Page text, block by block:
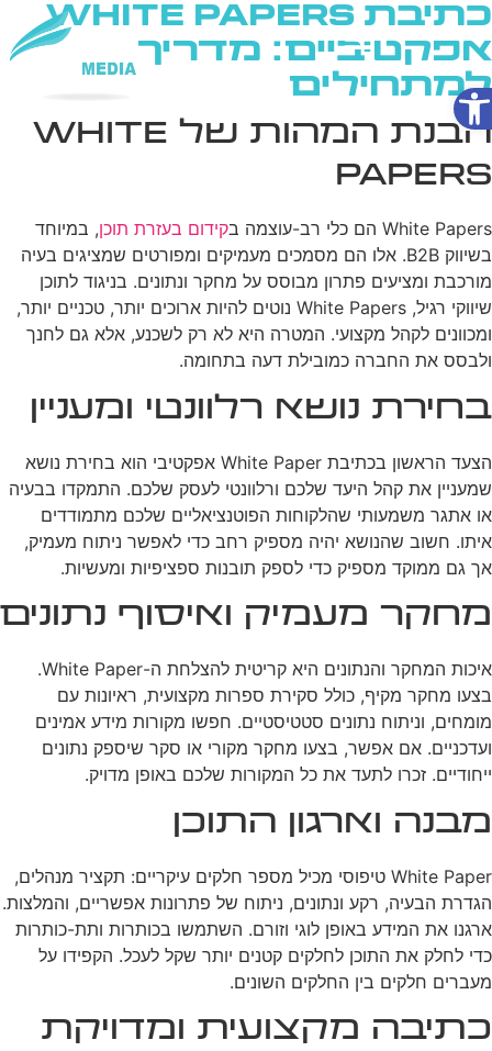
פתח סרגל נגישות
כתיבת White Papers
אפקטיביים: מדריך
למתחילים
הבנת המהות של White
Papers
White Papers הם כלי רב-עוצמה ב קידום בעזרת תוכן, במיוחד
בשיווק B2B. אלו הם מסמכים מעמיקים ומפורטים שמציגים בעיה
מורכבת ומציעים פתרון מבוסס על מחקר ונתונים. בניגוד לתוכן
שיווקי רגיל, White Papers נוטים להיות ארוכים יותר, טכניים יותר,
ומכוונים לקהל מקצועי. המטרה היא לא רק לשכנע, אלא גם לחנך
ולבסס את החברה כמובילת דעה בתחומה.
בחירת נושא רלוונטי ומעניין
הצעד הראשון בכתיבת White Paper אפקטיבי הוא בחירת נושא
שמעניין את קהל היעד שלכם ורלוונטי לעסק שלכם. התמקדו בבעיה
או אתגר משמעותי שהלקוחות הפוטנציאליים שלכם מתמודדים
איתו. חשוב שהנושא יהיה מספיק רחב כדי לאפשר ניתוח מעמיק,
אך גם ממוקד מספיק כדי לספק תובנות ספציפיות ומעשיות.
מחקר מעמיק ואיסוף נתונים
איכות המחקר והנתונים היא קריטית להצלחת ה-White Paper.
בצעו מחקר מקיף, כולל סקירת ספרות מקצועית, ראיונות עם
מומחים, וניתוח נתונים סטטיסטיים. חפשו מקורות מידע אמינים
ועדכניים. אם אפשר, בצעו מחקר מקורי או סקר שיספק נתונים
ייחודיים. זכרו לתעד את כל המקורות שלכם באופן מדויק.
מבנה וארגון התוכן
White Paper טיפוסי מכיל מספר חלקים עיקריים: תקציר מנהלים,
הגדרת הבעיה, רקע ונתונים, ניתוח של פתרונות אפשריים, והמלצות.
ארגנו את המידע באופן לוגי וזורם. השתמשו בכותרות ותת-כותרות
כדי לחלק את התוכן לחלקים קטנים יותר שקל לעכל. הקפידו על
מעברים חלקים בין החלקים השונים.
כתיבה מקצועית ומדויקת